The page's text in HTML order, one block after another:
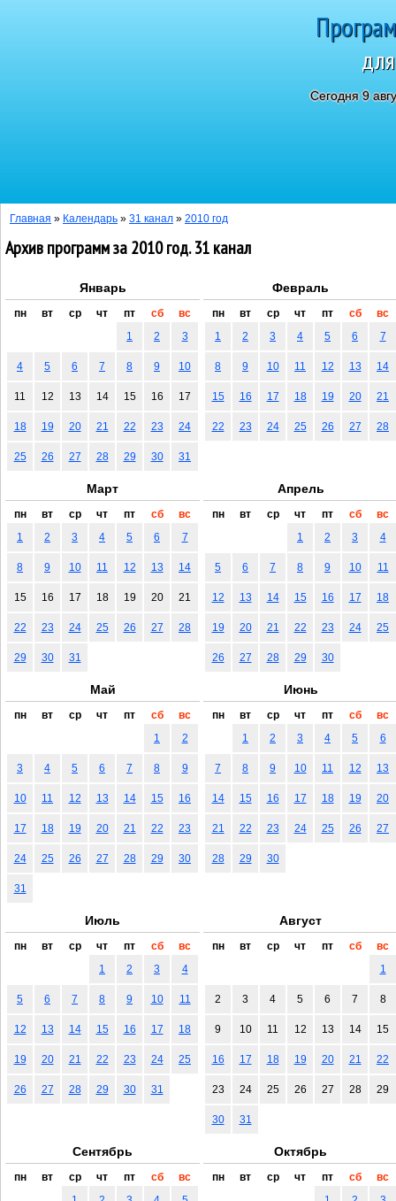
Сегодня 9
Главная » Календарь » 31 канал » 2010 год
Архив программ за 2010 год. 31 канал
Январь
пн вт ср чт пт сб
вс
1
2 3
4 5 6 7 8 9 10
11 12 13 14 15 16 17
18 19 20 21 22 23 24
25 26 27 28 29 30 31
Февраль
пн вт ср чт пт сб
вс
1
2 3 4 5 6 7
8 9 10 11 12 13 14
15 16 17 18 19 20 21
22 23 24 25 26 27 28
Март
пн вт ср чт пт сб
вс
1
2 3 4 5 6 7
8 9 10 11 12 13 14
15 16 17 18 19 20 21
22 23 24 25 26 27 28
29 30 31
Апрель
пн вт ср чт пт сб
вс
1
2 3 4
5 6 7 8 9 10 11
12 13 14 15 16 17 18
19 20 21 22 23 24 25
26 27 28 29 30
Май
пн вт ср чт пт сб
вс
1
2
3 4 5 6 7 8 9
10 11 12 13 14 15 16
17 18 19 20 21 22 23
24 25 26 27 28 29 30
31
Июнь
пн вт ср чт пт сб
вс
1
2 3 4 5 6
7 8 9 10 11 12 13
14 15 16 17 18 19 20
21 22 23 24 25 26 27
28 29 30
Июль
пн вт ср чт пт сб
вс
1
2 3 4
5 6 7 8 9 10 11
12 13 14 15 16 17 18
19 20 21 22 23 24 25
26 27 28 29 30 31
Август
пн вт ср чт пт сб
вс
1
2 3 4 5 6 7 8
9 10 11 12 13 14 15
16 17 18 19 20 21 22
23 24 25 26 27 28 29
30 31
Сентябрь
пн вт ср чт пт сб
вс
Октябрь
пн вт ср чт пт сб
вс